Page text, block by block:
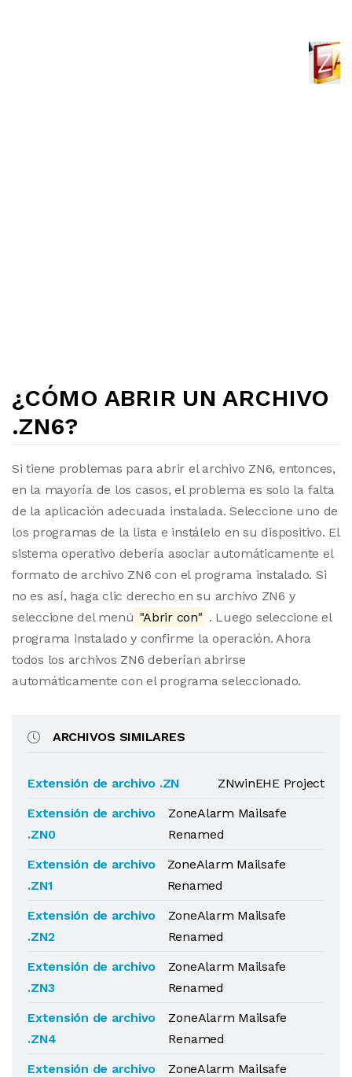
¿CÓMO ABRIR UN ARCHIVO
.ZN6?
Si tiene problemas para abrir el archivo ZN6, entonces,
en la mayoría de los casos, el problema es solo la falta
de la aplicación adecuada instalada. Seleccione uno de
los programas de la lista e instálelo en su dispositivo. El
sistema operativo debería asociar automáticamente el
formato de archivo ZN6 con el programa instalado. Si
no es así, haga clic derecho en su archivo ZN6 y
seleccione del menú "Abrir con" . Luego seleccione el
programa instalado y confirme la operación. Ahora
todos los archivos ZN6 deberían abrirse
automáticamente con el programa seleccionado.
ARCHIVOS SIMILARES
Extensión de archivo .ZN
ZNwinEHE Project
Extensión de archivo
.ZN0
ZoneAlarm Mailsafe
Renamed
Extensión de archivo
.ZN1
ZoneAlarm Mailsafe
Renamed
Extensión de archivo
.ZN2
ZoneAlarm Mailsafe
Renamed
Extensión de archivo
.ZN3
ZoneAlarm Mailsafe
Renamed
Extensión de archivo
.ZN4
ZoneAlarm Mailsafe
Renamed
Extensión de archivo
ZoneAlarm Mailsafe